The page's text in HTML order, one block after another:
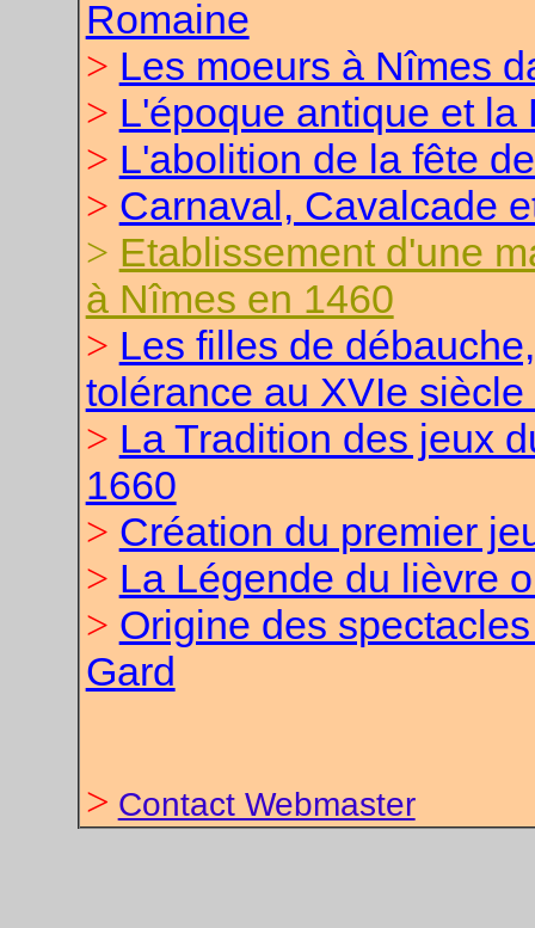
Romaine
> Les moeurs à Nîmes
> L'époque antique et la
> L'abolition de la fête
> Carnaval, Cavalcade
> Etablissement d'une
à Nîmes en 1460
> Les filles de
tolérance au XVIe
> La Tradition des jeux
1660
> Création du premier
> La Légende du lièvre
> Origine des
Gard
> Contact Webmaster